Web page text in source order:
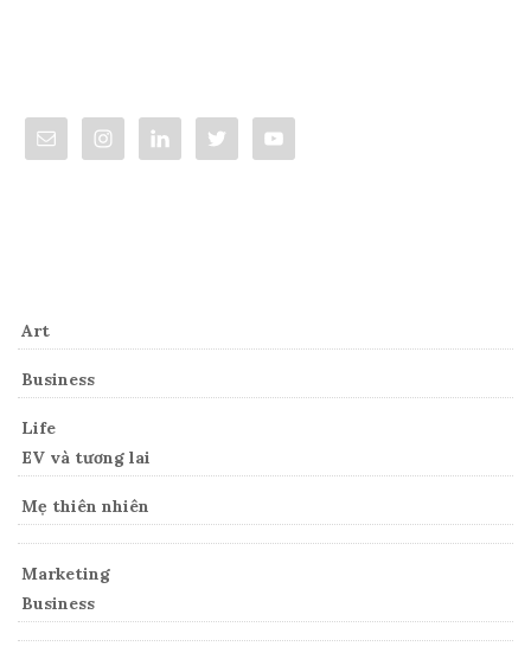
Art
Business
Life
EV và tương lai
Mẹ thiên nhiên
Marketing
Business